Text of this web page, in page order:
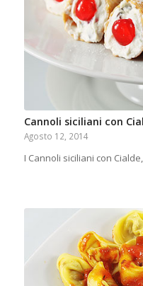
Cannoli siciliani con
Agosto 12, 2014
I Cannoli siciliani con